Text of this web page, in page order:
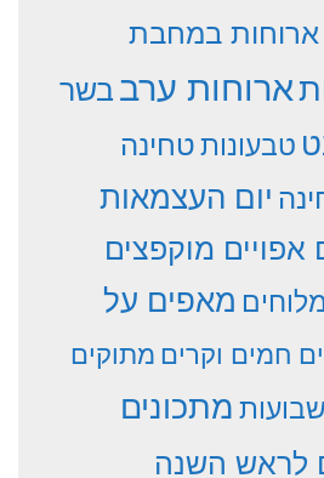
ארוחות במחבת
ארוחות ערבבשר
טבעונותטחינה
יום העצמאות
אפויים מוקפצים
מאפים על
חמים וקריםמתוקים
מתכונים
לראש השנה